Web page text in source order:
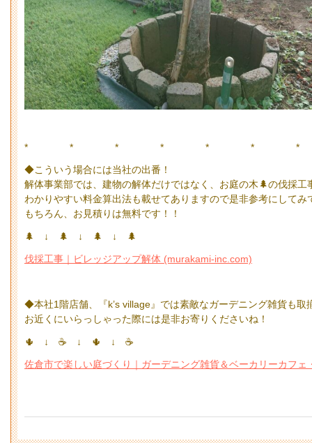
* * * * * * *
◆こういう場合には当社の出番！
解体事業部では、建物の解体だけではなく、お庭の木🌲の伐採工
わかりやすい料金算出法も載せてありますので是非参考にしてみ
もちろん、お見積りは無料です！！
🌲 ↓ 🌲 ↓ 🌲 ↓ 🌲
伐採工事｜ビレッジアップ解体 (murakami-inc.com)
◆本社1階店舗、『k’s village』では素敵なガーデニング雑貨も
お近くにいらっしゃった際には是非お寄りくださいね！
🌵 ↓ ☕ ↓ 🌵 ↓ ☕
佐倉市で楽しい庭づくり｜ガーデニング雑貨＆ベーカリーカフ